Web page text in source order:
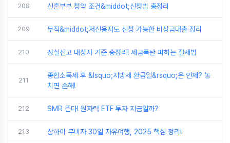
208 신혼부부 청약 조건&middot;신청법 총정리
209 무직&middot;저신용자도 신청 가능한 비상금대출 정리
210 성실신고 대상자 기준 총정리! 세금폭탄 피하는 절세법
211
종합소득세 후 &lsquo;지방세 환급일&rsquo;은 언제? 놓
치면 손해!
212 SMR 뜬다! 원자력 ETF 투자 지금일까?
213 상하이 무비자 30일 자유여행, 2025 핵심 정리!